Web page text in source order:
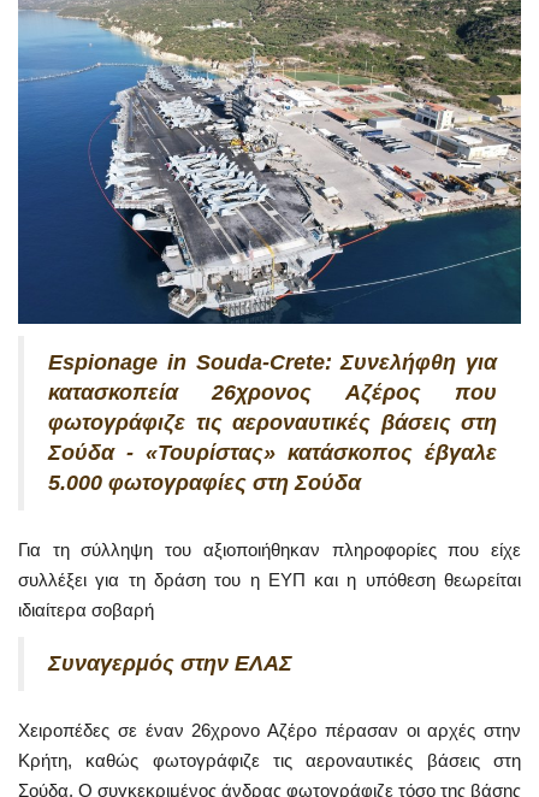
Espionage in Souda-Crete: Συνελήφθη για
κατασκοπεία 26χρονος Αζέρος που
φωτογράφιζε τις αεροναυτικές βάσεις στη
Σούδα - «Τουρίστας» κατάσκοπος έβγαλε
5.000 φωτογραφίες στη Σούδα
Για τη σύλληψη του αξιοποιήθηκαν πληροφορίες που είχε
συλλέξει για τη δράση του η ΕΥΠ και η υπόθεση θεωρείται
ιδιαίτερα σοβαρή
Συναγερμός στην ΕΛΑΣ
Χειροπέδες σε έναν 26χρονο Αζέρο πέρασαν οι αρχές στην
Κρήτη, καθώς φωτογράφιζε τις αεροναυτικές βάσεις στη
Σούδα. Ο συγκεκριμένος άνδρας φωτογράφιζε τόσο της βάσης